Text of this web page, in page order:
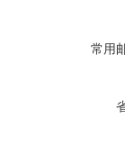
常用